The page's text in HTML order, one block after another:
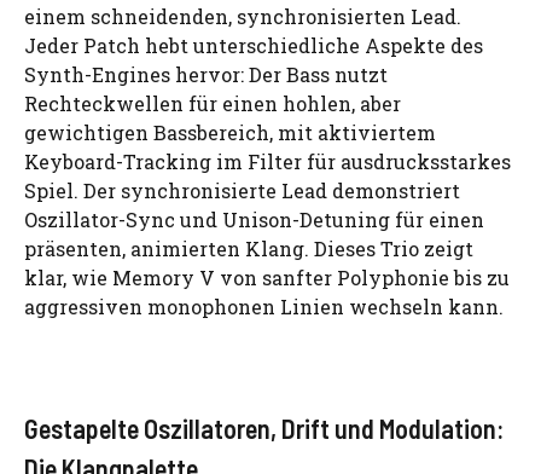
einem schneidenden, synchronisierten Lead.
Jeder Patch hebt unterschiedliche Aspekte des
Synth-Engines hervor: Der Bass nutzt
Rechteckwellen für einen hohlen, aber
gewichtigen Bassbereich, mit aktiviertem
Keyboard-Tracking im Filter für ausdrucksstarkes
Spiel. Der synchronisierte Lead demonstriert
Oszillator-Sync und Unison-Detuning für einen
präsenten, animierten Klang. Dieses Trio zeigt
klar, wie Memory V von sanfter Polyphonie bis zu
aggressiven monophonen Linien wechseln kann.
Gestapelte Oszillatoren, Drift und Modulation:
Die Klangpalette